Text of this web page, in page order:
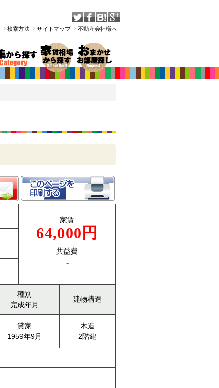
検索方法 サイトマップ 不動産会社様へ
家賃
64,000円
共益費
-
種別
完成年月
建物構造
貸家
1959年9月
木造
2階建